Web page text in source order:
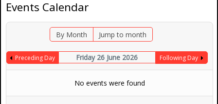
Events Calendar
By Month Jump to month
Preceding Day Friday 26 June 2026 Following Day
No events were found